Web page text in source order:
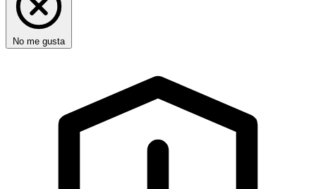
No me gusta